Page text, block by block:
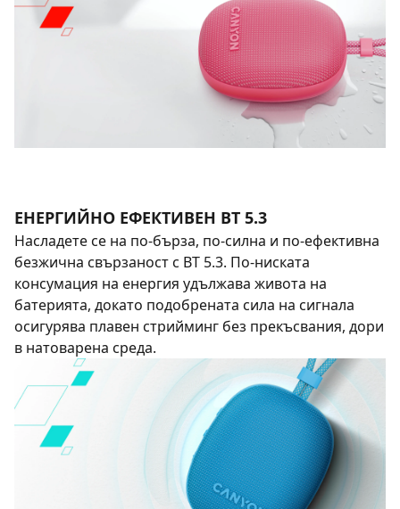
ЕНЕРГИЙНО ЕФЕКТИВЕН BT 5.3
Насладете се на по-бърза, по-силна и по-ефективна
безжична свързаност с BT 5.3. По-ниската
консумация на енергия удължава живота на
батерията, докато подобрената сила на сигнала
осигурява плавен стрийминг без прекъсвания, дори
в натоварена среда.